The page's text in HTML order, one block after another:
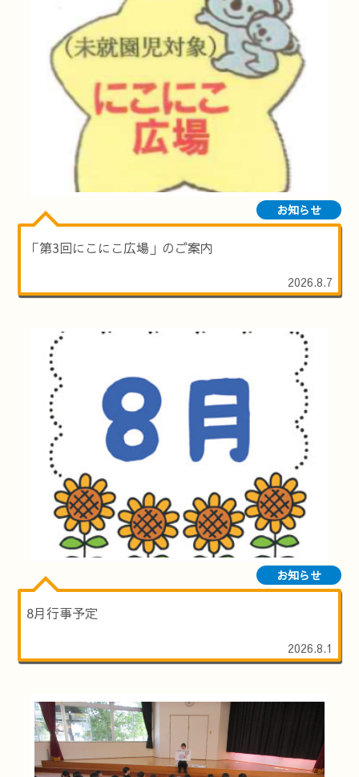
お知らせ
「第3回にこにこ広場」のご案内
2026.8.7
お知らせ
8月行事予定
2026.8.1